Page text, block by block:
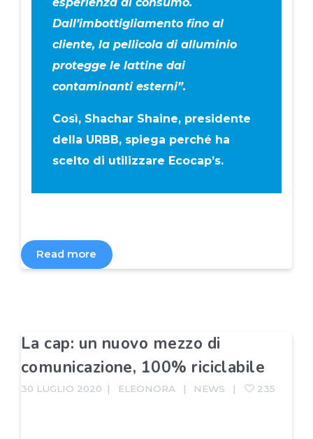
Dall’imbottigliamento fino al
cliente, la pellicola di alluminio
protegge le lattine dai
contaminanti esterni”.
Così, Shachar Shaine, presidente
della URBB, spiega perché ha
scelto di utilizzare Ecocap’s.
Read more
La cap: un nuovo mezzo di
comunicazione, 100% riciclabile
30 LUGLIO 2020 ELEONORA NEWS 235